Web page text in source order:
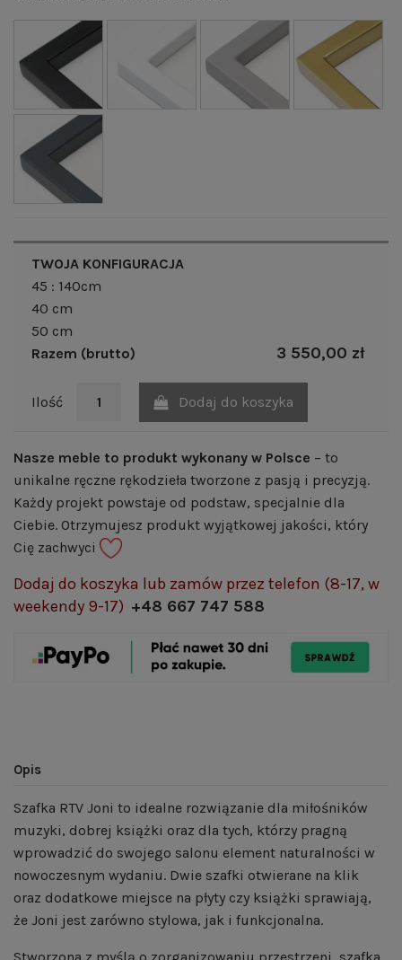
TWOJA KONFIGURACJA
45 : 140cm
40 cm
50 cm
Razem (brutto)
3 550,00 zł
Ilość Dodaj do koszyka
Nasze meble to produkt wykonany w Polsce – to
unikalne ręczne rękodzieła tworzone z pasją i precyzją.
Każdy projekt powstaje od podstaw, specjalnie dla
Ciebie. Otrzymujesz produkt wyjątkowej jakości, który
Cię zachwyci
Dodaj do koszyka lub zamów przez telefon (8-17, w
weekendy 9-17) +48 667 747 588
Opis
Szafka RTV Joni to idealne rozwiązanie dla miłośników
muzyki, dobrej książki oraz dla tych, którzy pragną
wprowadzić do swojego salonu element naturalności w
nowoczesnym wydaniu. Dwie szafki otwierane na klik
oraz dodatkowe miejsce na płyty czy książki sprawiają,
że Joni jest zarówno stylowa, jak i funkcjonalna.
Stworzona z myślą o zorganizowaniu przestrzeni, szafka